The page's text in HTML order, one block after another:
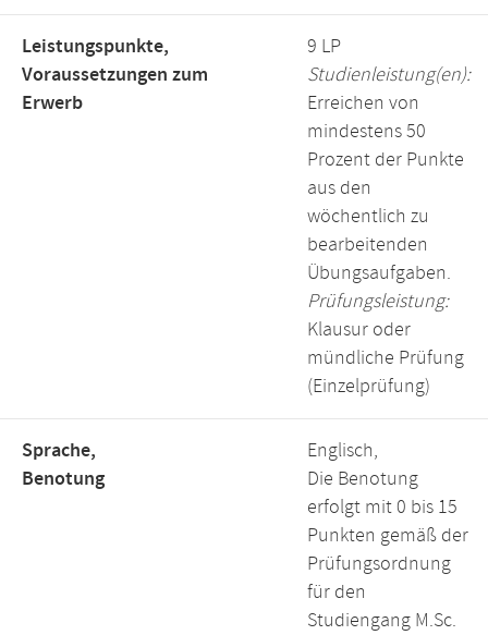
Leistungspunkte,
Voraussetzungen zum
Erwerb
9 LP
Studienleistung(en):
Erreichen von
mindestens 50
Prozent der Punkte
aus den
wöchentlich zu
bearbeitenden
Übungsaufgaben.
Prüfungsleistung:
Klausur oder
mündliche Prüfung
(Einzelprüfung)
Sprache,
Benotung
Englisch,
Die Benotung
erfolgt mit 0 bis 15
Punkten gemäß der
Prüfungsordnung
für den
Studiengang M.Sc.